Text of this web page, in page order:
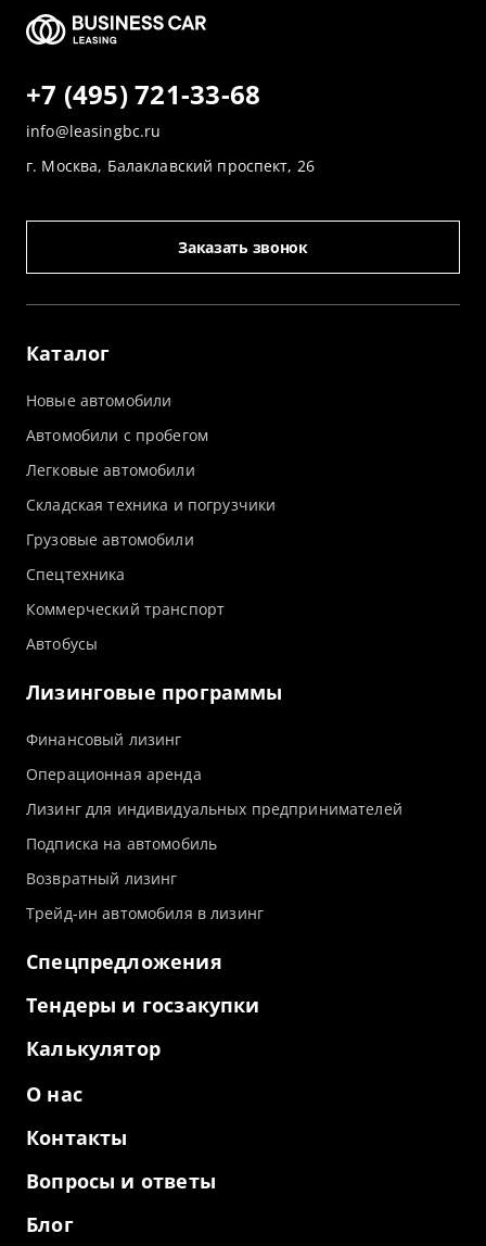
Каталог
Новые автомобили
Автомобили с пробегом
Легковые автомобили
Складская техника и погрузчики
Грузовые автомобили
Спецтехника
Коммерческий транспорт
Автобусы
Лизинговые программы
Финансовый лизинг
Операционная аренда
Лизинг для индивидуальных предпринимателей
Подписка на автомобиль
Возвратный лизинг
Трейд-ин автомобиля в лизинг
Спецпредложения
Тендеры и госзакупки
Калькулятор
О нас
Контакты
Вопросы и ответы
Блог
+7 (495) 721-33-68
info@leasingbc.ru
г. Москва, Балаклавский проспект, 26
Заказать звонок